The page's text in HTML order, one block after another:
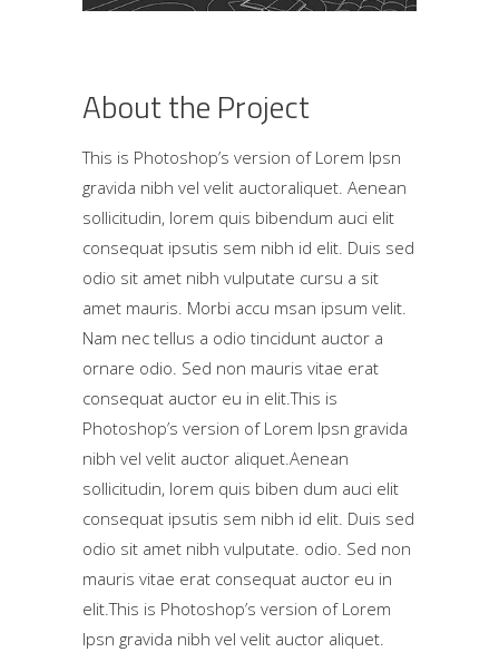
About the Project
This is Photoshop’s version of Lorem Ipsn
gravida nibh vel velit auctoraliquet. Aenean
sollicitudin, lorem quis bibendum auci elit
consequat ipsutis sem nibh id elit. Duis sed
odio sit amet nibh vulputate cursu a sit
amet mauris. Morbi accu msan ipsum velit.
Nam nec tellus a odio tincidunt auctor a
ornare odio. Sed non mauris vitae erat
consequat auctor eu in elit.This is
Photoshop’s version of Lorem Ipsn gravida
nibh vel velit auctor aliquet.Aenean
sollicitudin, lorem quis biben dum auci elit
consequat ipsutis sem nibh id elit. Duis sed
odio sit amet nibh vulputate. odio. Sed non
mauris vitae erat consequat auctor eu in
elit.This is Photoshop’s version of Lorem
Ipsn gravida nibh vel velit auctor aliquet.